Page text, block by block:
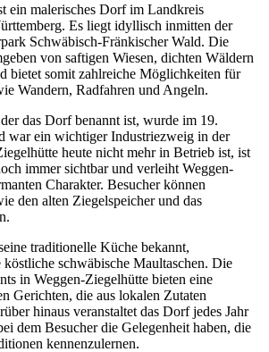
ein malerisches Dorf im Landkreis
Es liegt idyllisch inmitten der
Schwäbisch-Fränkischer Wald. Die
von saftigen Wiesen, dichten Wäldern
bietet somit zahlreiche Möglichkeiten für
Wandern, Radfahren und Angeln.
das Dorf benannt ist, wurde im 19.
war ein wichtiger Industriezweig in der
heute nicht mehr in Betrieb ist, ist
immer sichtbar und verleiht Weggen-
Charakter. Besucher können
den alten Ziegelspeicher und das
traditionelle Küche bekannt,
köstliche schwäbische Maultaschen. Die
in Weggen-Ziegelhütte bieten eine
Gerichten, die aus lokalen Zutaten
hinaus veranstaltet das Dorf jedes Jahr
dem Besucher die Gelegenheit haben, die
kennenzulernen.